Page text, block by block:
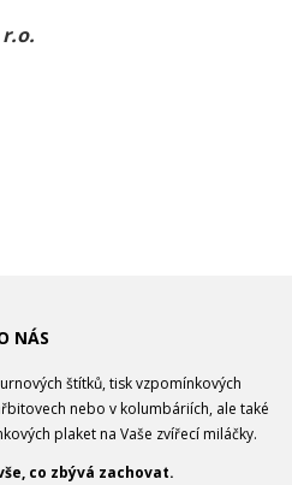
NÁS
štítků, tisk vzpomínkových
nebo v kolumbáriích, ale také
plaket na Vaše zvířecí miláčky.
co zbývá zachovat.